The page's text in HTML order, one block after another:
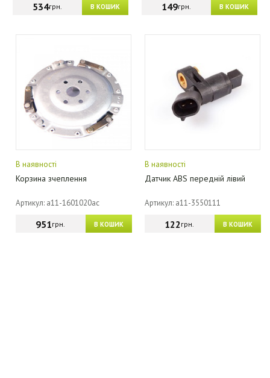
В КОШИК
534грн. В КОШИК
149грн.
В наявності
Корзина зчеплення
Артикул: a11-1601020ac
В КОШИК
951грн.
В наявності
Датчик ABS передній лівий
Артикул: a11-3550111
В КОШИК
122грн.